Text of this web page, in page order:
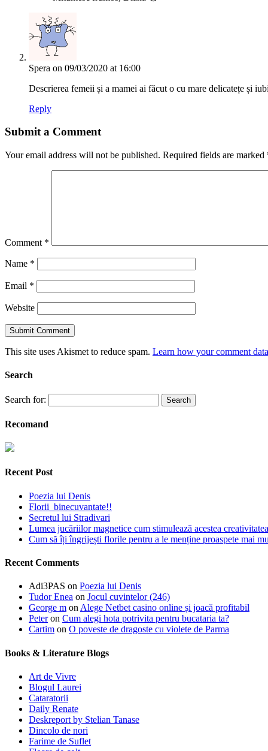
Spera on 09/03/2020 at 16:00
Descrierea femeii și a mamei ai făcut o cu mare delicatețe și
Reply
Submit a Comment
Your email address will not be published. Required fields are marked
Comment *
Name *
Email *
Website
This site uses Akismet to reduce spam. Learn how your comment
Search
Search for:
Recomand
Recent Post
Poezia lui Denis
Florii binecuvantate!!
Secretul lui Stradivari
Lumea jucăriilor magnetice cum stimulează acestea
Cum să îți îngrijești florile pentru a le menține proaspete mai
Recent Comments
Adi3PAS on Poezia lui Denis
Tudor Enea on Jocul cuvintelor (246)
George m on Alege Netbet casino online și joacă profitabil
Peteron Cum alegi hota potrivita pentru bucataria ta?
Cartim on O poveste de dragoste cu violete de Parma
Books & Literature Blogs
Art de Vivre
Blogul Laurei
Cataratorii
Daily Renate
Deskreport by Stelian Tanase
Dincolo de nori
Farime de Suflet